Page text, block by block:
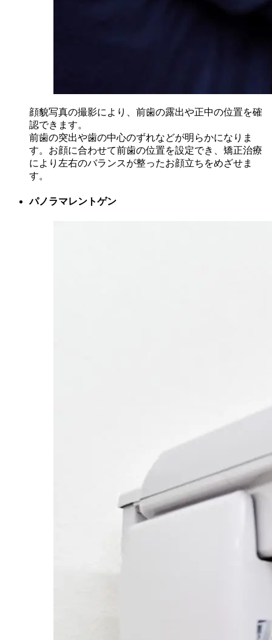
顔貌写真の撮影により、前歯の露出や正中の位置を確
認できます。
前歯の突出や歯の中心のずれなどが明らかになりま
す。お顔に合わせて前歯の位置を設定でき、矯正治療
により左右のバランスが整ったお顔立ちをめざせま
す。
パノラマレントゲン